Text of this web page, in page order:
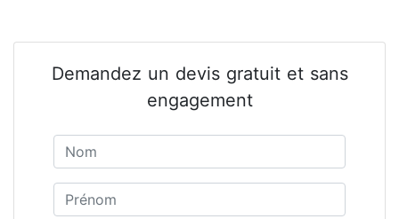
Demandez un devis gratuit et sans
engagement
Prénom